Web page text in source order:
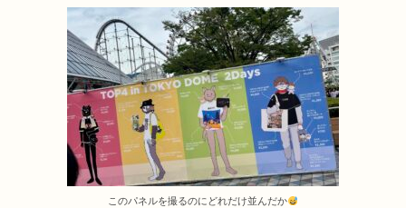
このパネルを撮るのにどれだけ並んだか